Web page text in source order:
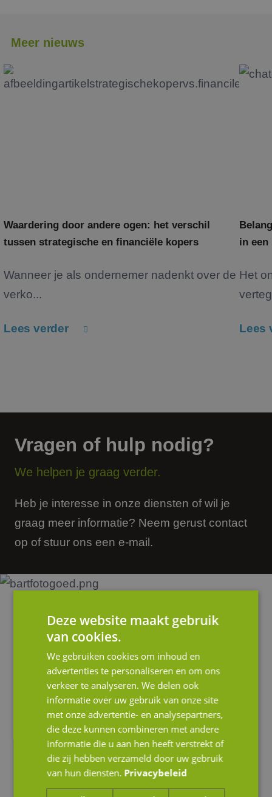
Meer nieuws
Waardering door andere ogen: het verschil
tussen strategische en financiële kopers
Wanneer je als ondernemer nadenkt over de
verko...
Lees verder
in een
Het
Lees
Vragen of hulp nodig?
We helpen je graag verder.
Heb je interesse in onze diensten of wil je
graag meer informatie? Neem gerust contact
op of stuur ons een e-mail.
Deze website maakt gebruik
van cookies.
We gebruiken cookies om inhoud en
advertenties te personaliseren en om ons
verkeer te analyseren. We delen ook
informatie over uw gebruik van onze site
met onze advertentie- en analysepartners,
die deze kunnen combineren met andere
informatie die u aan hen heeft verstrekt of
die zij hebben verzameld door uw gebruik
van hun diensten. Privacybeleid